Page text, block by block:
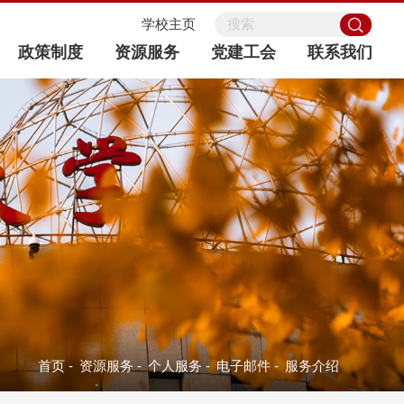
学校主页
政策制度 资源服务 党建工会 联系我们
首页 - 资源服务 - 个人服务 - 电子邮件 - 服务介绍